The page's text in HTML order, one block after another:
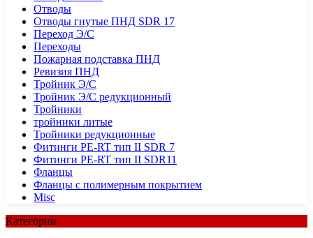
Отводы
Отводы гнутые ПНД SDR 17
Переход Э/С
Переходы
Пожарная подставка ПНД
Ревизия ПНД
Тройник Э/С
Тройник Э/С редукционный
Тройники
тройники литые
Тройники редукционные
Фитинги PE-RT тип II SDR 7
Фитинги PE-RT тип II SDR11
Фланцы
Фланцы с полимерным покрытием
Misc
Категории